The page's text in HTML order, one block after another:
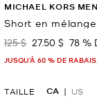
MICHAEL KORS
Short en
était
125 $ maintenant
27.50 $ 78 %
JUSQU’À 60 % DE
TAILLE CA US